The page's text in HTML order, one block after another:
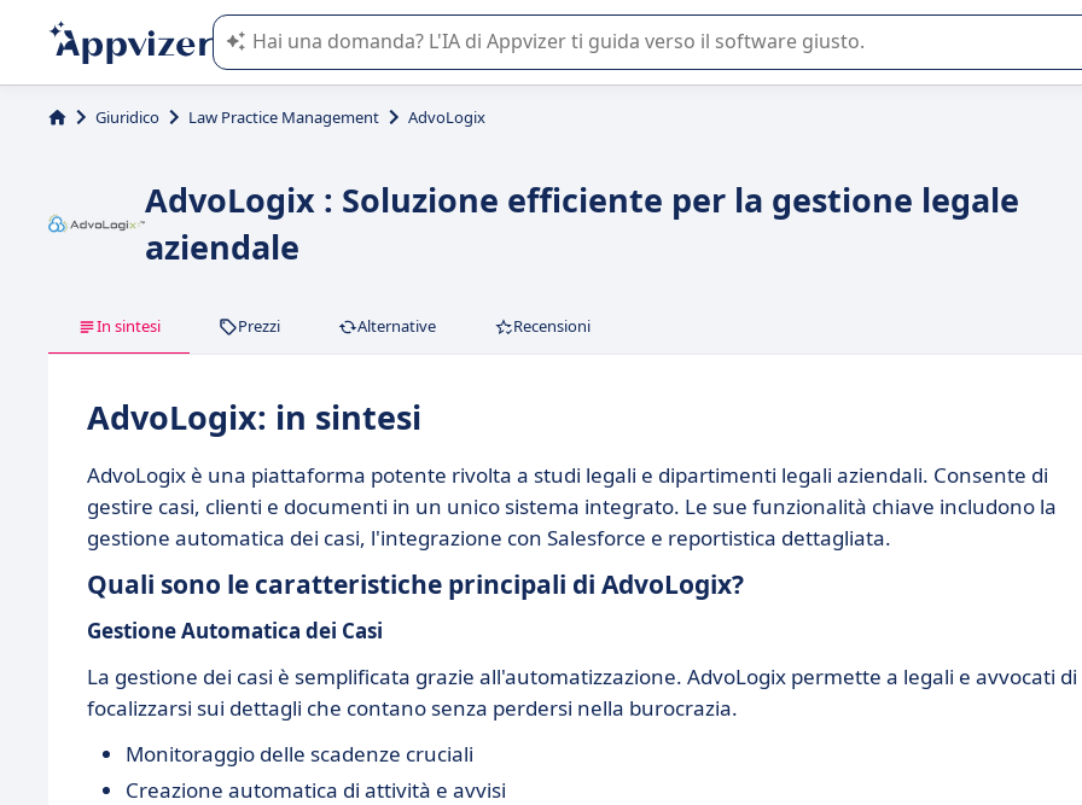
L'IA di Appvizer vi guida nell'utilizzo o nella scelta di un software SaaS per la vostra azienda.
Giuridico Law Practice Management AdvoLogix
AdvoLogix : Soluzione efficiente per la gestione legale
aziendale
In sintesi Prezzi Alternative Recensioni
AdvoLogix: in sintesi
AdvoLogix è una piattaforma potente rivolta a studi legali e dipartimenti legali aziendali. Consente di
gestire casi, clienti e documenti in un unico sistema integrato. Le sue funzionalità chiave includono la
gestione automatica dei casi, l'integrazione con Salesforce e reportistica dettagliata.
Quali sono le caratteristiche principali di AdvoLogix?
Gestione Automatica dei Casi
La gestione dei casi è semplificata grazie all'automatizzazione. AdvoLogix permette a legali e avvocati di
focalizzarsi sui dettagli che contano senza perdersi nella burocrazia.
Monitoraggio delle scadenze cruciali
Creazione automatica di attività e avvisi